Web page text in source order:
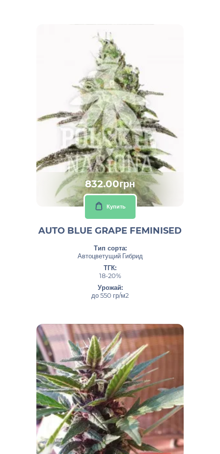
832.00грн
Купить
AUTO BLUE GRAPE FEMINISED
Тип сорта:
Автоцветущий Гибрид
ТГК:
18-20%
Урожай:
до 550 гр/м2